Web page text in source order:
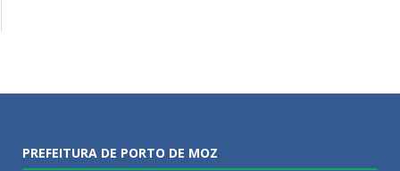
PREFEITURA DE PORTO DE MOZ